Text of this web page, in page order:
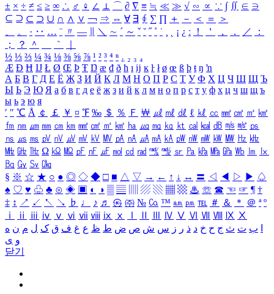
± × ÷ ≠ ≤ ≥ ∞ ∴ ♂ ♀ ∠ ⊥ ⌒ ∂ ∇ ≡ ≒ ≪ ≫ √ ∽ ∝ ∵ ∫ ∬ ∈ ∋
⊆ ⊇ ⊂ ⊃ ∪ ∩ ∧ ∨ ￢ ⇒ ⇔ ∀ ∃ ∮ ∑ ∏ ＋ － ＜ ＝
＞
、
。 · ‥ … ¨ 〃 ― ＼ ∼ ´ ～ ˇ ˘ ˝ ˚ ˙ ¸ ¡ ¿ ː ！ ＇ ， ． ／
：
；
？ ＾ ｀
½ ⅓ ⅔ ¼ ¾ ⅛ ⅜ ⅝ ⅞ ¹ ² ³ ⁴ ⁿ ₁ ₂ ₃ ₄
Æ Ð Ħ Ĳ Ł Ø Œ Þ Ŧ Ŋ æ đ ð ħ ı ĳ ĸ ŀ ł ø œ ß þ ŧ ŋ ŉ
А Б В Г Д Е Ё Ж З И Й К Л М Н О П Р С Т У Ф Х Ц Ч Ш Щ Ъ
Ы Ь Э Ю Я а б в г д е ё ж з и й к л м н о п р с т у ф х ц ч ш щ ъ
ы ь э ю я
′ ″ ℃ Å ￠ ￡ ￥ ¤ ℉ ‰ ＄ ％ Ｆ ￦ ㎕ ㎖ ㎗ ℓ ㎘ ㏄ ㎣ ㎤ ㎥ ㎦
㎙ ㎚ ㎛ ㎜ ㎝ ㎞ ㎟ ㎠ ㎡ ㎢ ㏊ ㎍ ㎎ ㎏ ㏏ ㎈ ㎉ ㏈ ㎧ ㎨ ㎰
㎱ ㎲ ㎳ ㎴ ㎵ ㎶ ㎷ ㎸ ㎹ ㎀ ㎁ ㎂ ㎃ ㎄ ㎺ ㎻ ㎽ ㎾ ㎿ ㎐ ㎑
㎒ ㎓ ㎔ Ω ㏀ ㏁ ㎊ ㎋ ㎌ ㏖ ㏅ ㎭ ㎮ ㎯ ㏛ ㎩ ㎪ ㎫ ㎬ ㏝ ㏐
㏓
㏃ ㏉ ㏜ ㏆
§ ※ ☆ ★ ○ ● ◎ ◇ ◆ □ ■ △ ▽ → ← ↑ ↓ ↔ 〓 ◁ ◀ ▷ ▶ ♤
♠ ♡ ♥ ♧ ♣ ⊙ ◈ ▣ ◐ ◑ ▒ ▤ ▨ ▧ ▦ ▩ ♨ ☏ ☎ ☜ ☞ ¶ †
‡ ↕ ↗ ↙ ↖ ↘ ♭ ♩ ♪ ♬ ㉿ ㈜ № ㏇ ™ ㏂ ㏘ ℡ ＃ ＆ ＊ ＠ ª º
ⅰ
ⅱ ⅲ ⅳ ⅴ ⅵ ⅶ ⅷ ⅸ ⅹ Ⅳ Ⅴ Ⅵ Ⅶ Ⅷ Ⅸ Ⅹ
ب ت ث ج ح خ د ذ ر ز س ش ص ض ط ظ ع غ ف ق ک ل م ن ه
و ی
닫기